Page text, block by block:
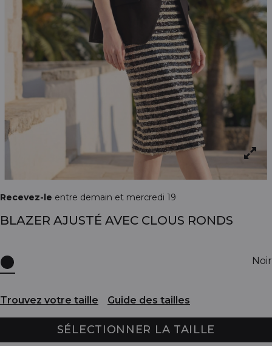
Recevez-le entre demain et mercredi 19
BLAZER AJUSTÉ AVEC CLOUS RONDS
Noir
Trouvez votre taille Guide des tailles
SÉLECTIONNER LA TAILLE